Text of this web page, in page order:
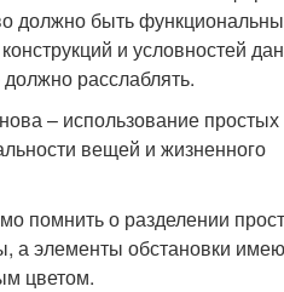
должно быть
и условностей
расслаблять.
– использование простых
вещей и жизненного
помнить о разделении
а элементы обстановки
цветом.